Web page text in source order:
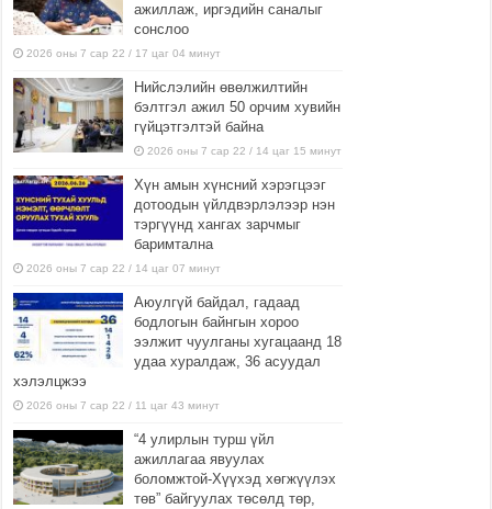
ажиллаж, иргэдийн саналыг
сонслоо
2026 оны 7 сар 22 / 17 цаг 04 минут
Нийслэлийн өвөлжилтийн
бэлтгэл ажил 50 орчим хувийн
гүйцэтгэлтэй байна
2026 оны 7 сар 22 / 14 цаг 15 минут
Хүн амын хүнсний хэрэгцээг
дотоодын үйлдвэрлэлээр нэн
тэргүүнд хангах зарчмыг
баримтална
2026 оны 7 сар 22 / 14 цаг 07 минут
Аюулгүй байдал, гадаад
бодлогын байнгын хороо
ээлжит чуулганы хугацаанд 18
удаа хуралдаж, 36 асуудал
хэлэлцжээ
2026 оны 7 сар 22 / 11 цаг 43 минут
“4 улирлын турш үйл
ажиллагаа явуулах
боломжтой-Хүүхэд хөгжүүлэх
төв” байгуулах төсөлд төр,